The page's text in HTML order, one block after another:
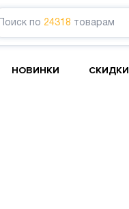
Поиск по 24318 товарам
НОВИНКИ СКИДКИ